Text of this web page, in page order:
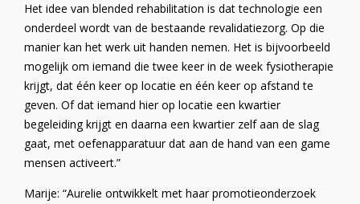
Het idee van blended rehabilitation is dat technologie een
onderdeel wordt van de bestaande revalidatiezorg. Op die
manier kan het werk uit handen nemen. Het is bijvoorbeeld
mogelijk om iemand die twee keer in de week fysiotherapie
krijgt, dat één keer op locatie en één keer op afstand te
geven. Of dat iemand hier op locatie een kwartier
begeleiding krijgt en daarna een kwartier zelf aan de slag
gaat, met oefenapparatuur dat aan de hand van een game
mensen activeert.”
Marije: “Aurelie ontwikkelt met haar promotieonderzoek